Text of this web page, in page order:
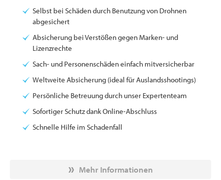
Selbst bei Schäden durch Benutzung von Drohnen
abgesichert
Absicherung bei Verstößen gegen Marken- und
Lizenzrechte
Sach- und Personenschäden einfach mitversicherbar
Weltweite Absicherung (ideal für Auslandsshootings)
Persönliche Betreuung durch unser Expertenteam
Sofortiger Schutz dank Online-Abschluss
Schnelle Hilfe im Schadenfall
Mehr Informationen